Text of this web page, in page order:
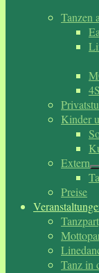
Tanzen
Kinder
Extern
Preise
Tanz in